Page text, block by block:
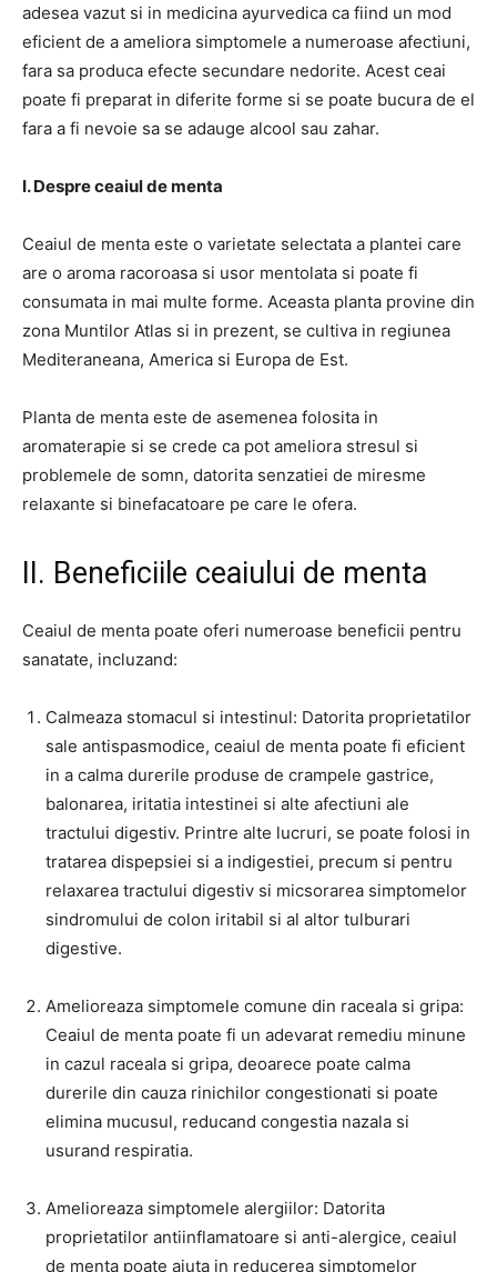
adesea vazut si in medicina ayurvedica ca fiind un mod
eficient de a ameliora simptomele a numeroase afectiuni,
fara sa produca efecte secundare nedorite. Acest ceai
poate fi preparat in diferite forme si se poate bucura de el
fara a fi nevoie sa se adauge alcool sau zahar.
I. Despre ceaiul de menta
Ceaiul de menta este o varietate selectata a plantei care
are o aroma racoroasa si usor mentolata si poate fi
consumata in mai multe forme. Aceasta planta provine din
zona Muntilor Atlas si in prezent, se cultiva in regiunea
Mediteraneana, America si Europa de Est.
Planta de menta este de asemenea folosita in
aromaterapie si se crede ca pot ameliora stresul si
problemele de somn, datorita senzatiei de miresme
relaxante si binefacatoare pe care le ofera.
II. Beneficiile ceaiului de menta
Ceaiul de menta poate oferi numeroase beneficii pentru
sanatate, incluzand:
Calmeaza stomacul si intestinul: Datorita proprietatilor
sale antispasmodice, ceaiul de menta poate fi eficient
in a calma durerile produse de crampele gastrice,
balonarea, iritatia intestinei si alte afectiuni ale
tractului digestiv. Printre alte lucruri, se poate folosi in
tratarea dispepsiei si a indigestiei, precum si pentru
relaxarea tractului digestiv si micsorarea simptomelor
sindromului de colon iritabil si al altor tulburari
digestive.
Amelioreaza simptomele comune din raceala si gripa:
Ceaiul de menta poate fi un adevarat remediu minune
in cazul raceala si gripa, deoarece poate calma
durerile din cauza rinichilor congestionati si poate
elimina mucusul, reducand congestia nazala si
usurand respiratia.
Amelioreaza simptomele alergiilor: Datorita
proprietatilor antiinflamatoare si anti-alergice, ceaiul
de menta poate ajuta in reducerea simptomelor